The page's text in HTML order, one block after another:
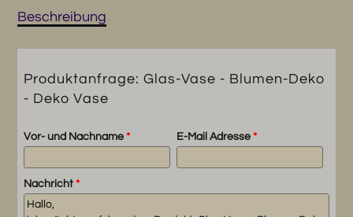
Vase
Beschreibung
Produktanfrage: Glas-Vase - Blumen-Deko
- Deko Vase
Vor- und Nachname* E-Mail Adresse *
Nachricht*